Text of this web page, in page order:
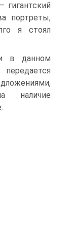
гигантский
портреты,
я стоял
в данном
наличие